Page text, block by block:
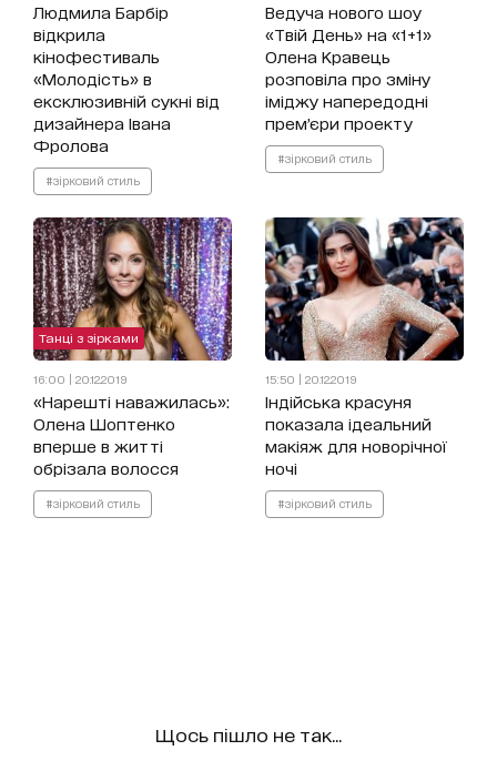
Людмила Барбір
відкрила
кінофестиваль
«Молодість» в
ексклюзивній сукні від
дизайнера Івана
Фролова
#зірковий стиль
Ведуча нового шоу
«Твій День» на «1+1»
Олена Кравець
розповіла про зміну
іміджу напередодні
прем’єри проекту
#зірковий стиль
Танці з зірками
16:00 | 20.12.2019
«Нарешті наважилась»:
Олена Шоптенко
вперше в житті
обрізала волосся
#зірковий стиль
15:50 | 20.12.2019
Індійська красуня
показала ідеальний
макіяж для новорічної
ночі
#зірковий стиль
Щось пішло не так...